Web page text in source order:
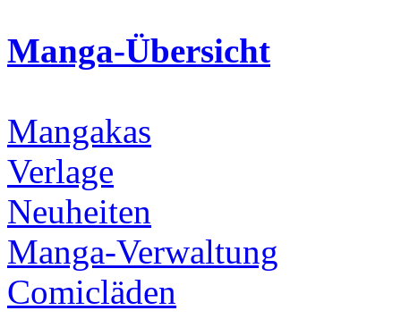
Manga-Übersicht
Mangakas
Verlage
Neuheiten
Manga-Verwaltung
Comicläden